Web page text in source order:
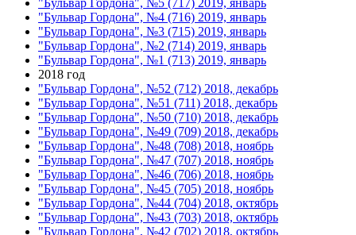
"Бульвар Гордона", №4 (716) 2019, январь
"Бульвар Гордона", №3 (715) 2019, январь
"Бульвар Гордона", №2 (714) 2019, январь
"Бульвар Гордона", №1 (713) 2019, январь
2018 год
"Бульвар Гордона", №52 (712) 2018, декабрь
"Бульвар Гордона", №51 (711) 2018, декабрь
"Бульвар Гордона", №50 (710) 2018, декабрь
"Бульвар Гордона", №49 (709) 2018, декабрь
"Бульвар Гордона", №48 (708) 2018, ноябрь
"Бульвар Гордона", №47 (707) 2018, ноябрь
"Бульвар Гордона", №46 (706) 2018, ноябрь
"Бульвар Гордона", №45 (705) 2018, ноябрь
"Бульвар Гордона", №44 (704) 2018, октябрь
"Бульвар Гордона", №43 (703) 2018, октябрь
"Бульвар Гордона", №42 (702) 2018, октябрь